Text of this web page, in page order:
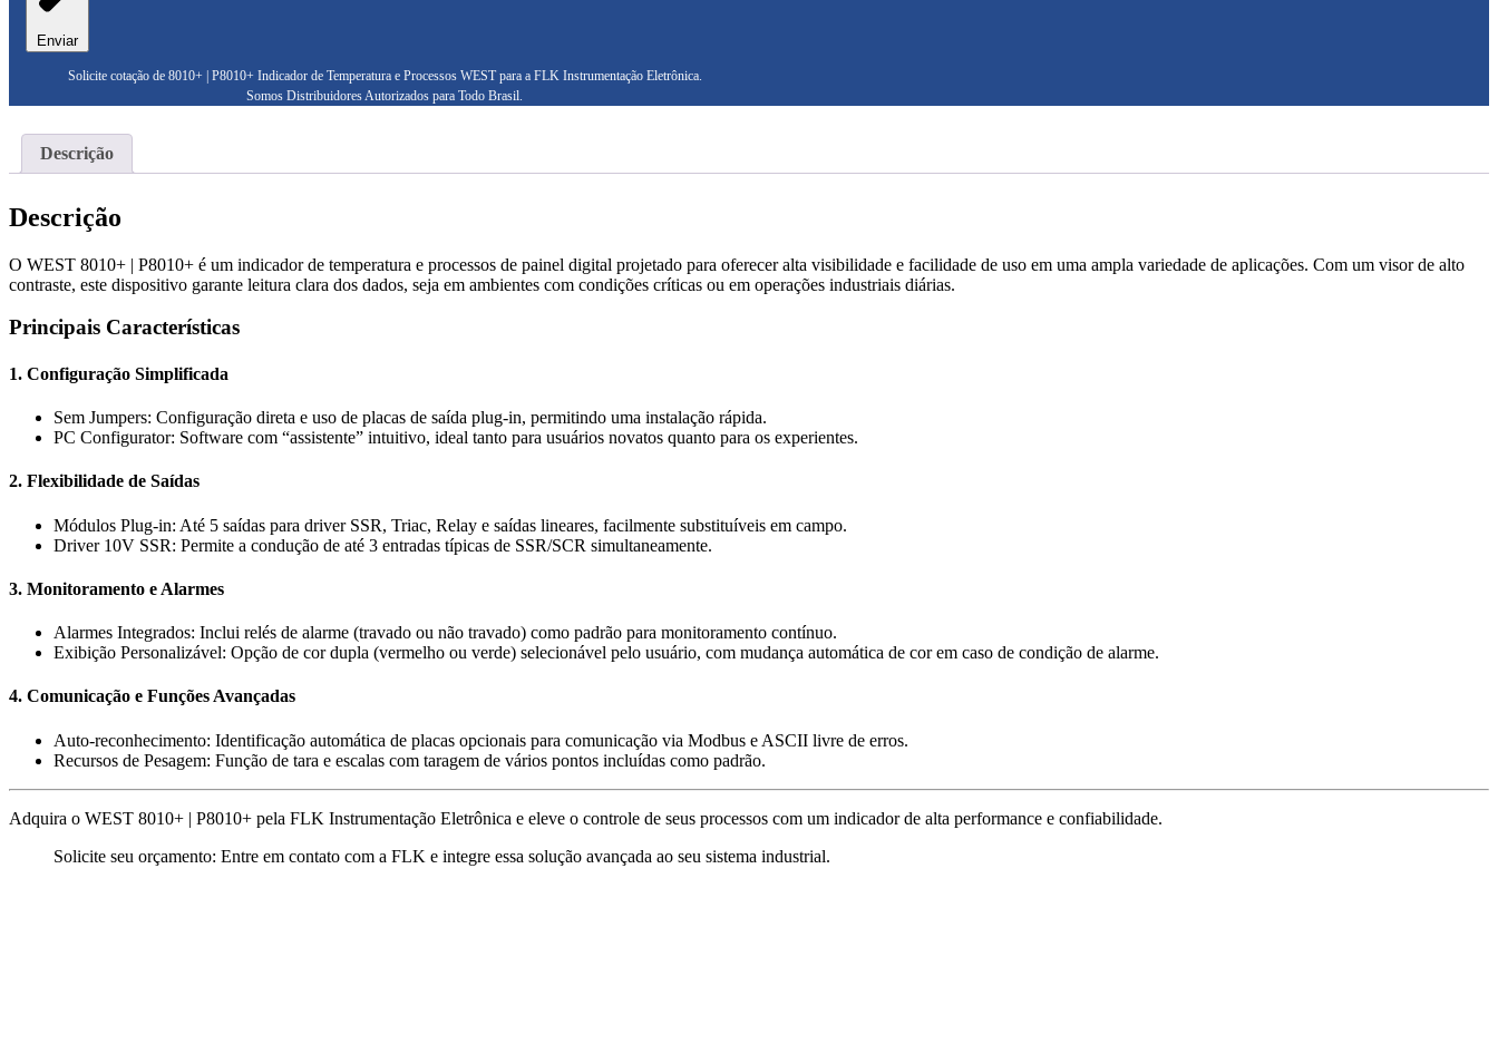
Enviar
Solicite cotação de 8010+ | P8010+ Indicador de Temperatura e Processos WEST para a FLK Instrumentação Eletrônica.
Somos Distribuidores Autorizados para Todo Brasil.
Descrição
Descrição
O WEST 8010+ | P8010+ é um indicador de temperatura e processos de painel digital projetado para oferecer alta visibilidade e facilidade de uso em uma ampla variedade de aplicações. Com um visor de alto
contraste, este dispositivo garante leitura clara dos dados, seja em ambientes com condições críticas ou em operações industriais diárias.
Principais Características
1. Configuração Simplificada
Sem Jumpers: Configuração direta e uso de placas de saída plug-in, permitindo uma instalação rápida.
PC Configurator: Software com “assistente” intuitivo, ideal tanto para usuários novatos quanto para os experientes.
2. Flexibilidade de Saídas
Módulos Plug-in: Até 5 saídas para driver SSR, Triac, Relay e saídas lineares, facilmente substituíveis em campo.
Driver 10V SSR: Permite a condução de até 3 entradas típicas de SSR/SCR simultaneamente.
3. Monitoramento e Alarmes
Alarmes Integrados: Inclui relés de alarme (travado ou não travado) como padrão para monitoramento contínuo.
Exibição Personalizável: Opção de cor dupla (vermelho ou verde) selecionável pelo usuário, com mudança automática de cor em caso de condição de alarme.
4. Comunicação e Funções Avançadas
Auto-reconhecimento: Identificação automática de placas opcionais para comunicação via Modbus e ASCII livre de erros.
Recursos de Pesagem: Função de tara e escalas com taragem de vários pontos incluídas como padrão.
Adquira o WEST 8010+ | P8010+ pela FLK Instrumentação Eletrônica e eleve o controle de seus processos com um indicador de alta performance e confiabilidade.
Solicite seu orçamento: Entre em contato com a FLK e integre essa solução avançada ao seu sistema industrial.